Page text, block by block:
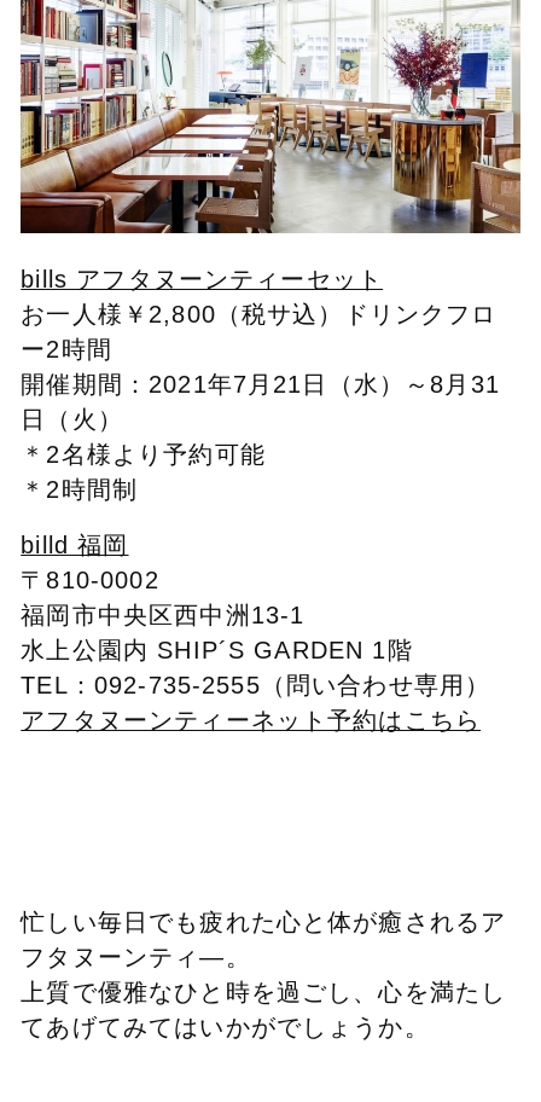
bills アフタヌーンティーセット
お一人様￥2,800（税サ込）ドリンクフロ
ー2時間
開催期間：2021年7月21日（水）～8月31
日（火）
＊2名様より予約可能
＊2時間制
billd 福岡
〒810-0002
福岡市中央区西中洲13-1
水上公園内 SHIP´S GARDEN 1階
TEL：092-735-2555（問い合わせ専用）
アフタヌーンティーネット予約はこちら
忙しい毎日でも疲れた心と体が癒されるア
フタヌーンティ―。
上質で優雅なひと時を過ごし、心を満たし
てあげてみてはいかがでしょうか。